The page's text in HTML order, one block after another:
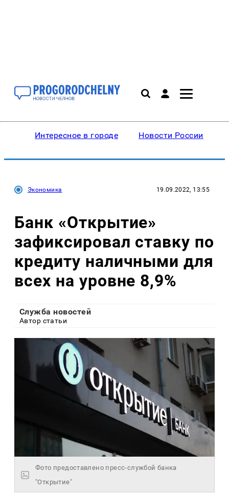
Интересное в городе Новости России
Экономика 19.09.2022, 13:55
Банк «Открытие»
зафиксировал ставку по
кредиту наличными для
всех на уровне 8,9%
Служба новостей
Автор статьи
Фото предоставлено пресс-службой банка
"Открытие"